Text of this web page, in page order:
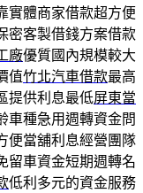
實體商家借款超方便
密客製借錢方案借款
廠優質國內規模較大
值竹北汽車借款最高
提供利息最低屏東當
車種急用週轉資金問
便當舖利息經營團隊
留車資金短期週轉名
低利多元的資金服務